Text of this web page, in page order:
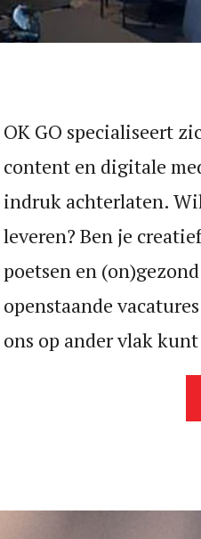
OK GO specialiseert
content en digitale
indruk achterlaten.
leveren? Ben je
poetsen en
openstaande
ons op ander vlak